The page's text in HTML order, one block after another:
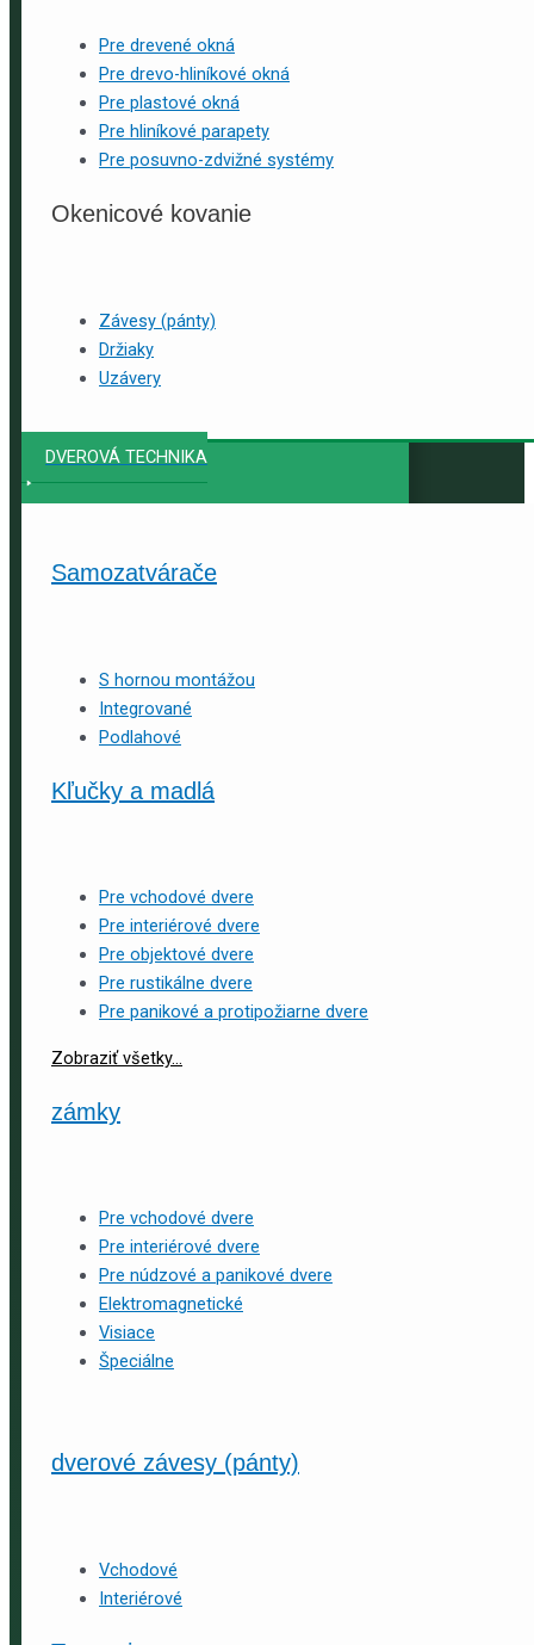
Pre drevené okná
Pre drevo-hliníkové okná
Pre plastové okná
Pre hliníkové parapety
Pre posuvno-zdvižné systémy
Okenicové kovanie
Závesy (pánty)
Držiaky
Uzávery
DVEROVÁ TECHNIKA
Samozatvárače
S hornou montážou
Integrované
Podlahové
Kľučky a madlá
Pre vchodové dvere
Pre interiérové dvere
Pre objektové dvere
Pre rustikálne dvere
Pre panikové a protipožiarne dvere
Zobraziť všetky...
zámky
Pre vchodové dvere
Pre interiérové dvere
Pre núdzové a panikové dvere
Elektromagnetické
Visiace
Špeciálne
dverové závesy (pánty)
Vchodové
Interiérové